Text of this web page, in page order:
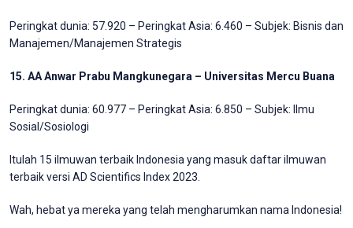
Peringkat dunia: 57.920 – Peringkat Asia: 6.460 – Subjek: Bisnis dan
Manajemen/Manajemen Strategis
15. AA Anwar Prabu Mangkunegara – Universitas Mercu Buana
Peringkat dunia: 60.977 – Peringkat Asia: 6.850 – Subjek: Ilmu
Sosial/Sosiologi
Itulah 15 ilmuwan terbaik Indonesia yang masuk daftar ilmuwan
terbaik versi AD Scientifics Index 2023.
Wah, hebat ya mereka yang telah mengharumkan nama Indonesia!